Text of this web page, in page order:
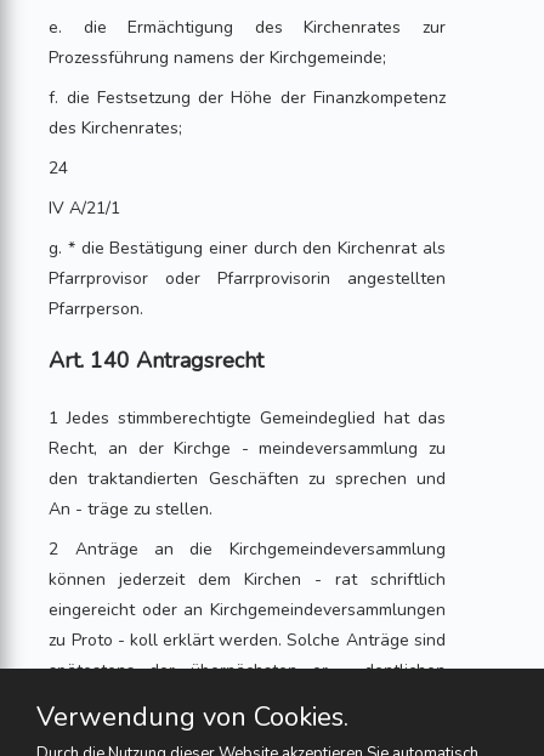
e. die Ermächtigung des Kirchenrates zur
Prozessführung namens der Kirchgemeinde;
f. die Festsetzung der Höhe der Finanzkompetenz
des Kirchenrates;
24
IV A/21/1
g. * die Bestätigung einer durch den Kirchenrat als
Pfarrprovisor oder Pfarrprovisorin angestellten
Pfarrperson.
Art. 140 Antragsrecht
1 Jedes stimmberechtigte Gemeindeglied hat das
Recht, an der Kirchge - meindeversammlung zu
den traktandierten Geschäften zu sprechen und
An - träge zu stellen.
2 Anträge an die Kirchgemeindeversammlung
können jederzeit dem Kirchen - rat schriftlich
eingereicht oder an Kirchgemeindeversammlungen
zu Proto - koll erklärt werden. Solche Anträge sind
spätestens der übernächsten or - dentlichen
Kirchgemeindeversammlung vorzulegen.
Verwendung von Cookies.